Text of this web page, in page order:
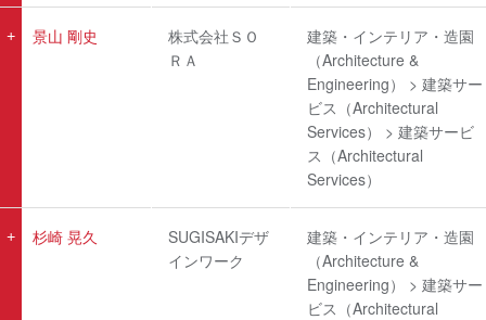
景山 剛史
株式会社ＳＯ
ＲＡ
建築・インテリア・造園
（Architecture &
Engineering） > 建築サー
ビス（Architectural
Services） > 建築サービ
ス（Architectural
Services）
杉崎 晃久
SUGISAKIデザ
インワーク
建築・インテリア・造園
（Architecture &
Engineering） > 建築サー
ビス（Architectural